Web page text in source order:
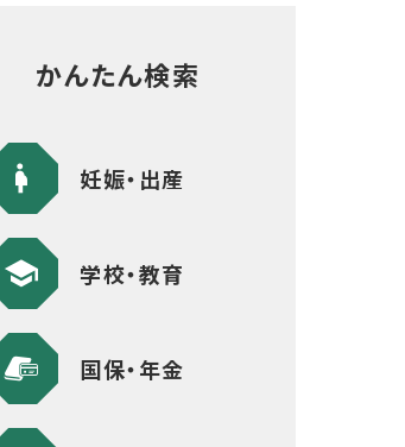
かんたん検索
妊娠・出産
学校・教育
国保・年金